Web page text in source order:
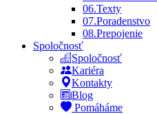
06.Texty
07.Poradenstvo
08.Prepojenie
Spoločnosť
Spoločnosť
Kariéra
Kontakty
Blog
Pomáháme